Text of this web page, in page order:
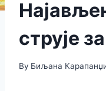
струје
By Биљана